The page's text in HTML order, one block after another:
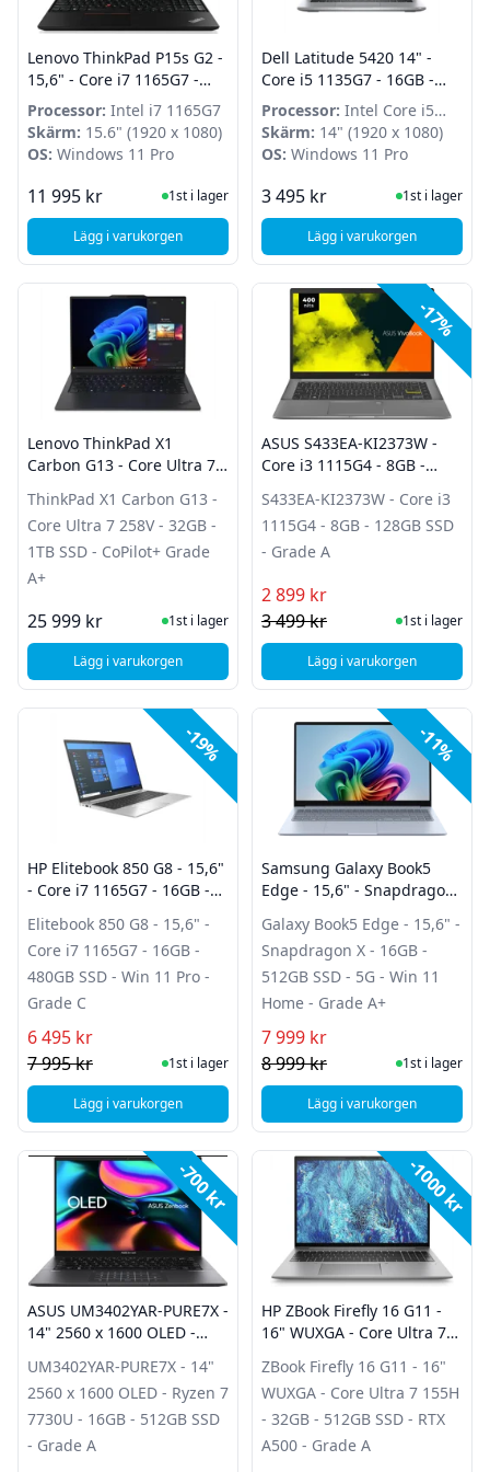
Lenovo ThinkPad P15s G2 -
15,6" - Core i7 1165G7 -
32GB - 1TB SSD - T500 4GB
- Win 11 Pro - Grade A
Processor: Intel i7 1165G7
Skärm: 15.6" (1920 x 1080)
OS: Windows 11 Pro
11 995 kr I Lager
1st i lager
Lägg i varukorgen, Lenovo ThinkPad P15s G2 - 15,6" - Core i7 1165G7 -
Dell Latitude 5420 14" -
Core i5 1135G7 - 16GB -
240GB SSD - Win 11 Pro -
Grade A
Processor: Intel Core i5
1135G7
Skärm: 14" (1920 x 1080)
OS: Windows 11 Pro
3 495 kr I Lager
1st i lager
Lägg i varukorgen, Dell Latitude 5420
Lenovo ThinkPad X1
Carbon G13 - Core Ultra 7
CoPilot+ Grade A+
ThinkPad X1 Carbon G13 -
Core Ultra 7 258V - 32GB -
1TB SSD - CoPilot+ Grade
A+
25 999 kr I Lager
1st i lager
Lägg i varukorgen, Lenovo ThinkPad X1 Carbon G13 - Core Ultra 7 258V -
-17%
ASUS S433EA-KI2373W -
Core i3 1115G4 - 8GB -
S433EA-KI2373W - Core i3
1115G4 - 8GB - 128GB SSD
- Grade A
2 899 kr
3 499 kr
I Lager
1st i lager
Lägg i varukorgen
, ASUS S433EA-
-19%
HP Elitebook 850 G8 - 15,6"
- Core i7 1165G7 - 16GB -
Grade C
Elitebook 850 G8 - 15,6" -
Core i7 1165G7 - 16GB -
480GB SSD - Win 11 Pro -
Grade C
6 495 kr
7 995 kr
I Lager
1st i lager
Lägg i varukorgen, HP Elitebook 850 G8 - 15,6" - Core i7 1165G7 - 16GB -
-11%
Samsung Galaxy Book5
Edge - 15,6" - Snapdragon
Win 11 Home - Grade A+
Galaxy Book5 Edge - 15,6" -
Snapdragon X - 16GB -
512GB SSD - 5G - Win 11
Home - Grade A+
7 999 kr
8 999 kr
I Lager
1st i lager
Lägg i varukorgen, Samsung Galaxy
-700 kr
ASUS UM3402YAR-PURE7X -
14" 2560 x 1600 OLED -
512GB SSD - Grade A
UM3402YAR-PURE7X - 14"
2560 x 1600 OLED - Ryzen 7
7730U - 16GB - 512GB SSD
- Grade A
-1000 kr
HP ZBook Firefly 16 G11 -
16" WUXGA - Core Ultra 7
RTX A500 - Grade A
ZBook Firefly 16 G11 - 16"
WUXGA - Core Ultra 7 155H
- 32GB - 512GB SSD - RTX
A500 - Grade A